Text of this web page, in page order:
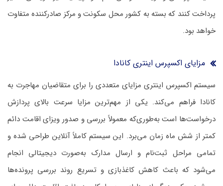
پرداخت کنند که بسته به کشور محل سکونت و مرکز صادرکننده متفاوت
خواهد بود.
مزایای اکسپرس اینتری کانادا
سیستم اکسپرس اینتری مزایای متعددی را برای متقاضیان مهاجرت به
کانادا فراهم می‌کند. یکی از مهم‌ترین مزایا سرعت بالای پردازش
درخواست‌ها است به‌طوری‌که معمولاً بررسی و صدور ویزای اقامت دائم
کمتر از شش ماه زمان می‌برد. این سیستم کاملاً آنلاین طراحی شده و
تمامی مراحل ثبت‌نام و ارسال مدارک به‌صورت دیجیتالی انجام
می‌شود که باعث کاهش کاغذبازی و تسریع روند بررسی پرونده‌ها